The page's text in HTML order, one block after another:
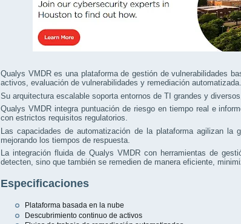
Qualys VMDR es una plataforma de gestión de vulnerabilidades
activos, evaluación de vulnerabilidades y remediación automatizada.
Su arquitectura escalable soporta entornos de TI grandes y
Qualys VMDR integra puntuación de riesgo en tiempo real e
con estrictos requisitos regulatorios.
Las capacidades de automatización de la plataforma agilizan
mejorando los tiempos de respuesta.
La integración fluida de Qualys VMDR con herramientas de
detecten, sino que también se remedien de manera eficiente,
Especificaciones
Plataforma basada en la nube
Descubrimiento continuo de activos